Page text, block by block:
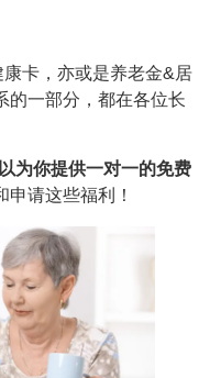
卡，亦或是养老金&居
的一部分，都在各位长
为你提供一对一的免费
申请这些福利！